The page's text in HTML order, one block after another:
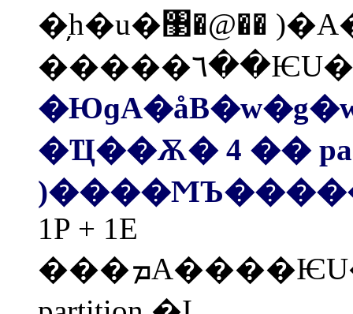
�̦h�u�঳�@��
�Ҵ��Ѫ� 4 ��
1P + 1E
���ܡA����ѤU���Ŷ��N�ٯ�A���Ψ��